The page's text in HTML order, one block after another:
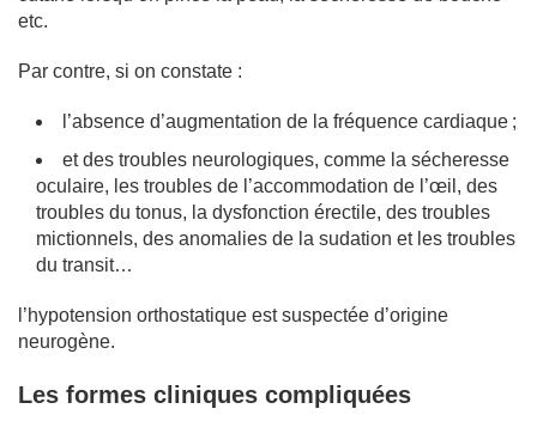
etc.
Par contre, si on constate :
l’absence d’augmentation de la fréquence cardiaque ;
et des troubles neurologiques, comme la sécheresse
oculaire, les troubles de l’accommodation de l’œil, des
troubles du tonus, la dysfonction érectile, des troubles
mictionnels, des anomalies de la sudation et les troubles
du transit…
l’hypotension orthostatique est suspectée d’origine
neurogène.
Les formes cliniques compliquées